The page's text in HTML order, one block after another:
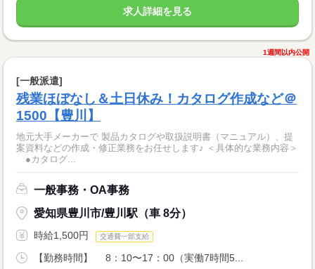
求人詳細を見る
1週間以内公開
[一般派遣]
残業ほぼなし＆土日休み！カタログ作成など＠
1500【豊川】
地元大手メーカーで 製品カタログや取扱説明書（マニュアル）、提
案資料などの作成・修正業務をお任せします♪ ＜具体的な業務内容＞
●カタログ...
一般事務・OA事務
愛知県豊川市/豊川駅（車 8分）
時給1,500円 交通費一部支給
【勤務時間】 8：10〜17：00（実働7時間5...